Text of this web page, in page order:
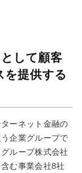
して顧客
を提供する
ーネット金融の
企業グループで
ループ株式会社
む事業会社8社